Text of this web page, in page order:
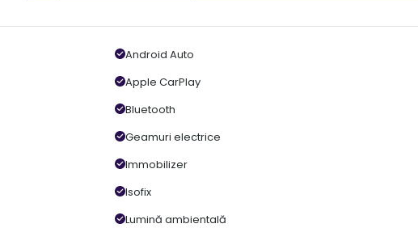
Android Auto
Apple CarPlay
Bluetooth
Geamuri electrice
Immobilizer
Isofix
Lumină ambientală